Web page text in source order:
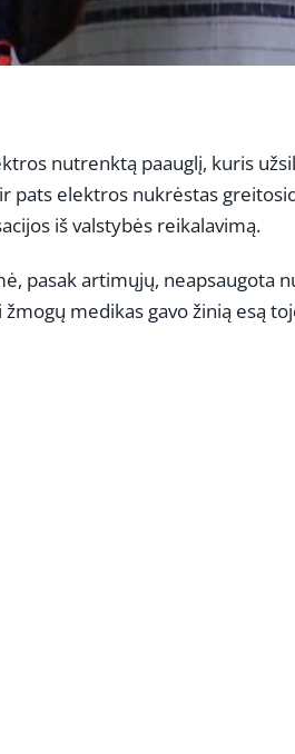
nutrenktą paauglį, kuris
pats elektros nukrėstas
iš valstybės reikalavimą.
pasak artimųjų, neapsaugota
medikas gavo žinią esą